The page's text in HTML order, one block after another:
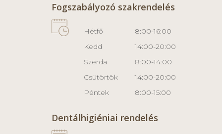
Fogszabályozó szakrendelés
Hétfő
8:00-16:00
Kedd
14:00-20:00
Szerda
8:00-14:00
Csütörtök
14:00-20:00
Péntek
8:00-15:00
Dentálhigiéniai rendelés